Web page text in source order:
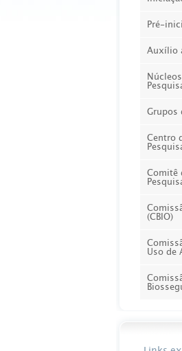
Pré-
Auxílio
Grupos
Centro
Comitê
(CBIO)
Uso de